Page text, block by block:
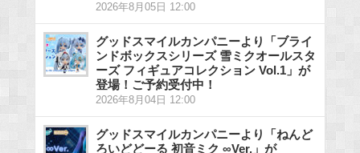
2026年8月05日 12:00
グッドスマイルカンパニーより「ブライ
ンドボックスシリーズ 雪ミクオールスタ
ーズ フィギュアコレクション Vol.1」が
登場！ご予約受付中！
2026年8月04日 12:00
グッドスマイルカンパニーより「ねんど
ろいどどーる 初音ミク ∞Ver.」が